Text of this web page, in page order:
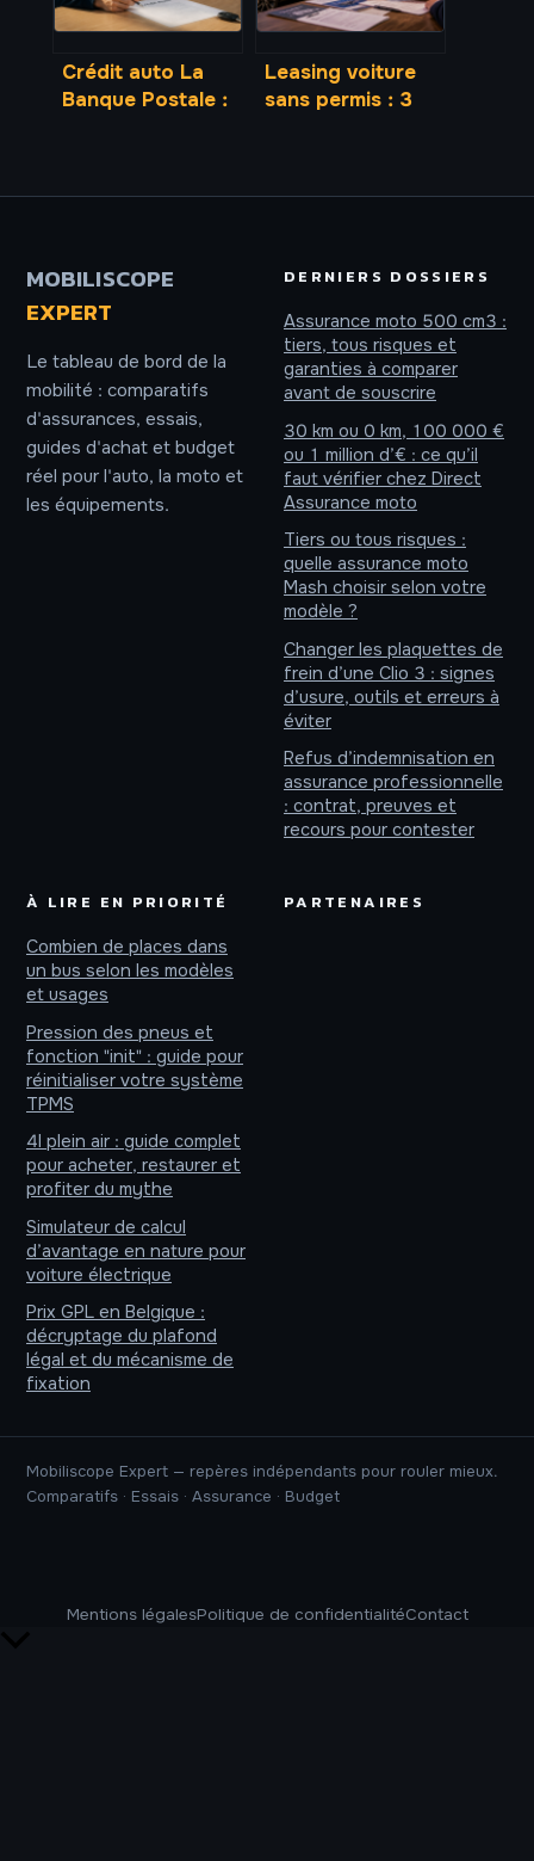
Crédit auto La
Banque Postale :
Leasing voiture
sans permis : 3
MOBILISCOPE
EXPERT
Le tableau de bord de la
mobilité : comparatifs
d'assurances, essais,
guides d'achat et budget
réel pour l'auto, la moto et
les équipements.
DERNIERS DOSSIERS
Assurance moto 500 cm3 :
tiers, tous risques et
garanties à comparer
avant de souscrire
30 km ou 0 km, 100 000 €
ou 1 million d’€ : ce qu’il
faut vérifier chez Direct
Assurance moto
Tiers ou tous risques :
quelle assurance moto
Mash choisir selon votre
modèle ?
Changer les plaquettes de
frein d’une Clio 3 : signes
d’usure, outils et erreurs à
éviter
Refus d’indemnisation en
assurance professionnelle
: contrat, preuves et
recours pour contester
À LIRE EN PRIORITÉ
Combien de places dans
un bus selon les modèles
et usages
Pression des pneus et
fonction "init" : guide pour
réinitialiser votre système
TPMS
4l plein air : guide complet
pour acheter, restaurer et
profiter du mythe
Simulateur de calcul
d’avantage en nature pour
voiture électrique
Prix GPL en Belgique :
décryptage du plafond
légal et du mécanisme de
fixation
PARTENAIRES
Mobiliscope Expert — repères indépendants pour rouler mieux.
Comparatifs · Essais · Assurance · Budget
Mentions légalesPolitique de confidentialitéContact